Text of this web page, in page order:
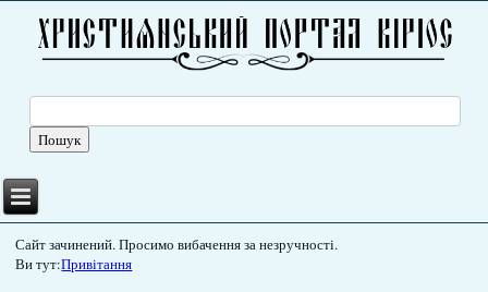
Сайт зачинений. Просимо вибачення за незручності.
Ви тут:Привітання